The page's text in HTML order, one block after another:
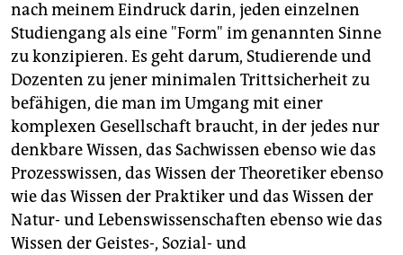
nach meinem Eindruck darin, jeden einzelnen
Studiengang als eine "Form" im genannten Sinne
zu konzipieren. Es geht darum, Studierende und
Dozenten zu jener minimalen Trittsicherheit zu
befähigen, die man im Umgang mit einer
komplexen Gesellschaft braucht, in der jedes nur
denkbare Wissen, das Sachwissen ebenso wie das
Prozesswissen, das Wissen der Theoretiker ebenso
wie das Wissen der Praktiker und das Wissen der
Natur- und Lebenswissenschaften ebenso wie das
Wissen der Geistes-, Sozial- und